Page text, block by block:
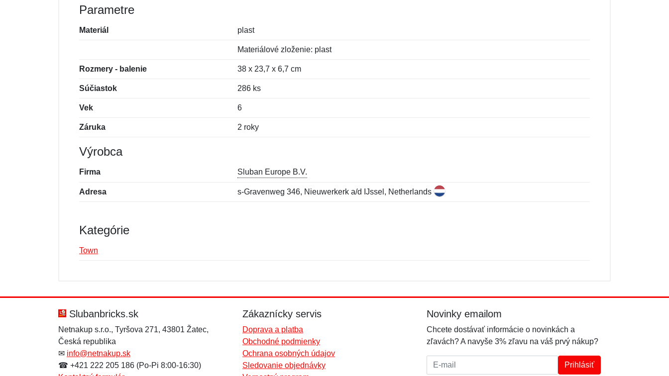
Parametre
Materiál plast
Materiálové zloženie: plast
Rozmery - balenie 38 x 23,7 x 6,7 cm
Súčiastok 286 ks
Vek 6
Záruka 2 roky
Výrobca
Firma Sluban Europe B.V.
Adresa s-Gravenweg 346, Nieuwerkerk a/d IJssel, Netherlands
Kategórie
Town
Správa*
Správa*
Slubanbricks.sk
Netnakup s.r.o., Tyršova 271, 43801 Žatec,
Česká republika
✉ info@netnakup.sk
☎ +421 222 205 186 (Po-Pi 8:00-16:30)
Zákaznícky servis
Doprava a platba
Obchodné podmienky
Ochrana osobných údajov
Sledovanie objednávky
Novinky emailom
Chcete dostávať informácie o novinkách a
zľavách? A navyše 3% zľavu na váš prvý nákup?
E-mail: Prihlásiť